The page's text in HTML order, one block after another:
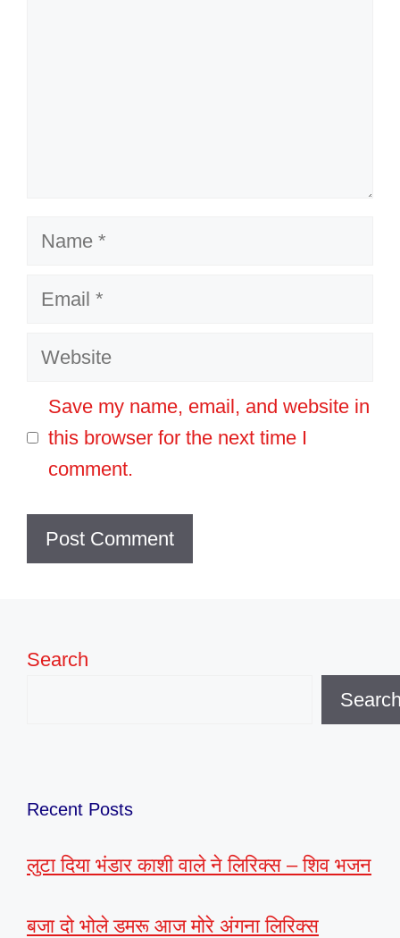
Name
Email
Website
Save my name, email, and website in
this browser for the next time I
comment.
Search
Recent Posts
लुटा दिया भंडार काशी वाले ने लिरिक्स – शिव भजन
बजा दो भोले डमरू आज मोरे अंगना लिरिक्स